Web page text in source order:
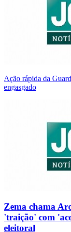
Ação rápida da
engasgado
Zema chama
'traição' com
eleitoral